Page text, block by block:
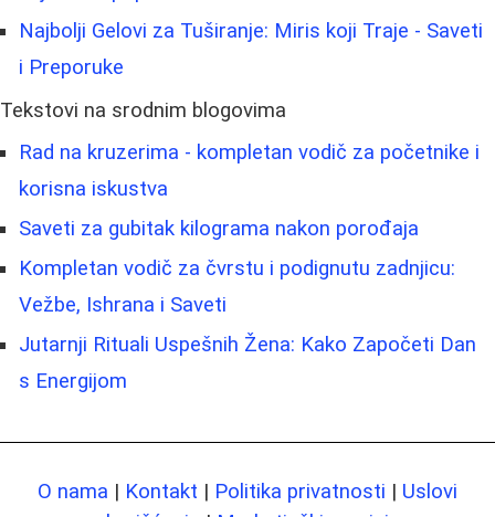
Najbolji Gelovi za Tuširanje: Miris koji Traje - Saveti
i Preporuke
Tekstovi na srodnim blogovima
Rad na kruzerima - kompletan vodič za početnike i
korisna iskustva
Saveti za gubitak kilograma nakon porođaja
Kompletan vodič za čvrstu i podignutu zadnjicu:
Vežbe, Ishrana i Saveti
Jutarnji Rituali Uspešnih Žena: Kako Započeti Dan
s Energijom
O nama | Kontakt | Politika privatnosti | Uslovi